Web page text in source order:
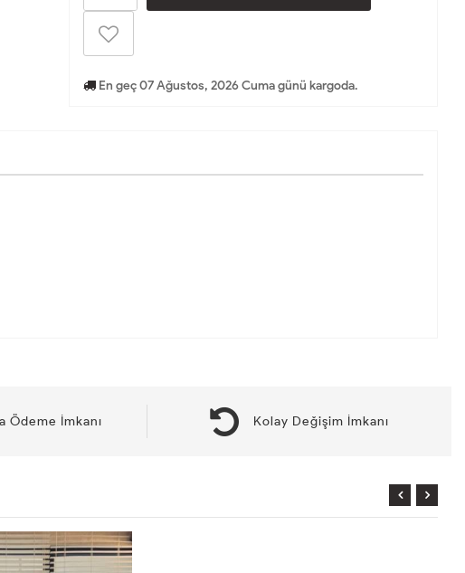
En geç 07 Ağustos, 2026 Cuma günü kargoda.
Ödeme İmkanı Kolay Değişim İmkanı